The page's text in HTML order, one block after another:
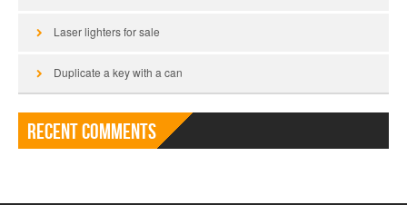
Laser lighters for sale
Duplicate a key with a can
Recent Comments